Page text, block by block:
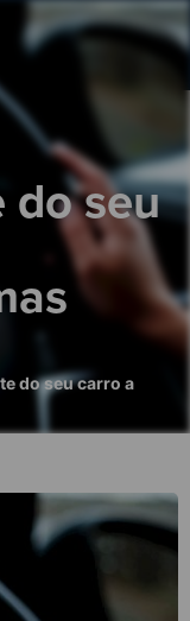
seu
do seu carro a